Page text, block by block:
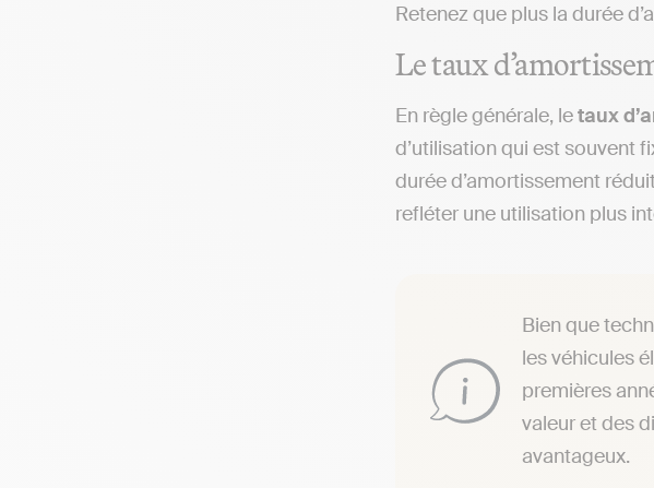
Retenez que plus la durée
Le taux
En règle générale, letaux
d’utilisation qui est souvent
durée d’amortissement
refléter une utilisation plus
Bien que
les véhicules
premières
valeur et des
avantageux.